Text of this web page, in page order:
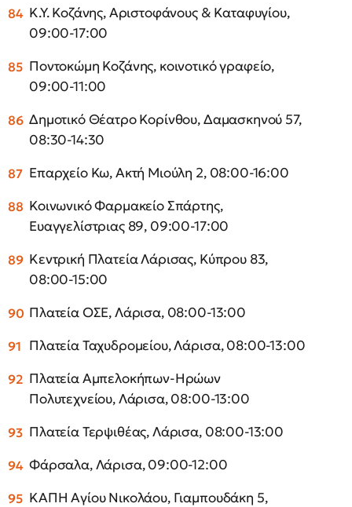
Κ.Υ. Κοζάνης, Αριστοφάνους & Καταφυγίου,
09:00-17:00
Ποντοκώμη Κοζάνης, κοινοτικό γραφείο,
09:00-11:00
Δημοτικό Θέατρο Κορίνθου, Δαμασκηνού 57,
08:30-14:30
Επαρχείο Κω, Ακτή Μιούλη 2, 08:00-16:00
Κοινωνικό Φαρμακείο Σπάρτης,
Ευαγγελίστριας 89, 09:00-17:00
Κεντρική Πλατεία Λάρισας, Κύπρου 83,
08:00-15:00
Πλατεία ΟΣΕ, Λάρισα, 08:00-13:00
Πλατεία Ταχυδρομείου, Λάρισα, 08:00-13:00
Πλατεία Αμπελοκήπων-Ηρώων
Πολυτεχνείου, Λάρισα, 08:00-13:00
Πλατεία Τερψιθέας, Λάρισα, 08:00-13:00
Φάρσαλα, Λάρισα, 09:00-12:00
ΚΑΠΗ Αγίου Νικολάου, Γιαμπουδάκη 5,